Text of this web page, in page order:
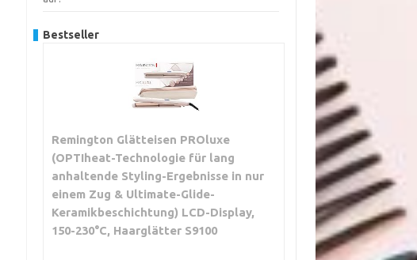
Bestseller
Remington Glätteisen PROluxe
(OPTIheat-Technologie für lang
anhaltende Styling-Ergebnisse in nur
einem Zug & Ultimate-Glide-
Keramikbeschichtung) LCD-Display,
150-230°C, Haarglätter S9100